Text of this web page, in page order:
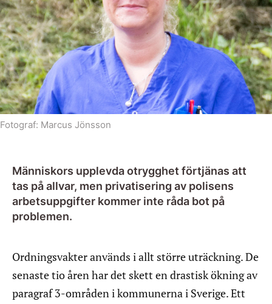
Fotograf: Marcus Jönsson
Människors upplevda otrygghet förtjänas att
tas på allvar, men privatisering av polisens
arbetsuppgifter kommer inte råda bot på
problemen.
Ordningsvakter används i allt större uträckning. De
senaste tio åren har det skett en drastisk ökning av
paragraf 3-områden i kommunerna i Sverige. Ett